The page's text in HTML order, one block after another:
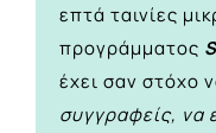
επτά ταινίες
προγράμματος
έχει σαν στόχο
συγγραφείς, να